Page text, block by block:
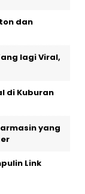
dan
lagi Viral,
di Kuburan
yang
Link